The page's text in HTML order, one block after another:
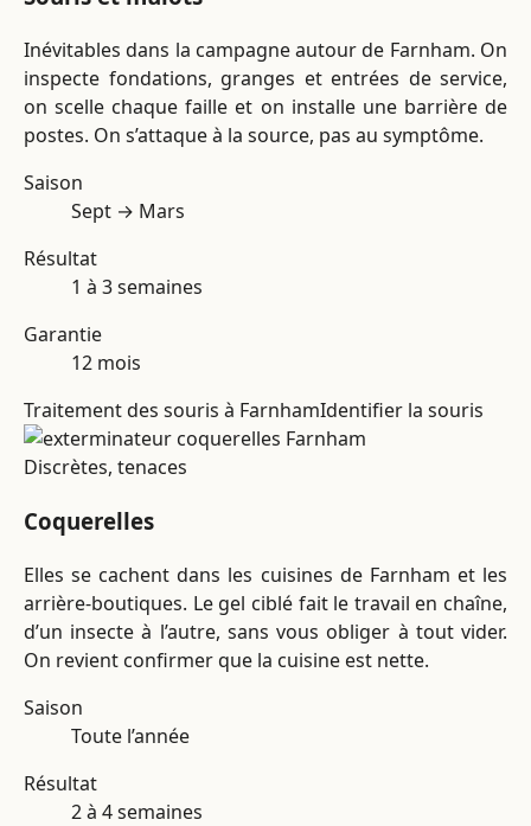
Inévitables dans la campagne autour de Farnham. On
inspecte fondations, granges et entrées de service,
on scelle chaque faille et on installe une barrière de
postes. On s’attaque à la source, pas au symptôme.
Saison
Sept → Mars
Résultat
1 à 3 semaines
Garantie
12 mois
Traitement des souris à FarnhamIdentifier la souris
Discrètes, tenaces
Coquerelles
Elles se cachent dans les cuisines de Farnham et les
arrière-boutiques. Le gel ciblé fait le travail en chaîne,
d’un insecte à l’autre, sans vous obliger à tout vider.
On revient confirmer que la cuisine est nette.
Saison
Toute l’année
Résultat
2 à 4 semaines